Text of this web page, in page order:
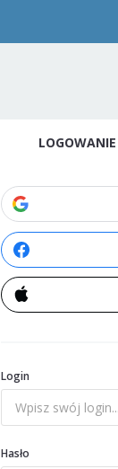
LOGOWANIE
Login
Hasło